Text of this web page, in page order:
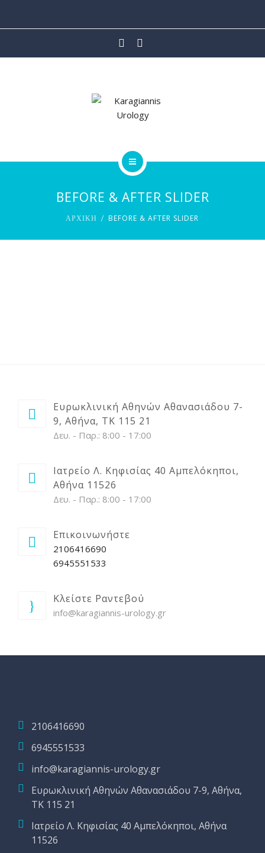
BEFORE & AFTER SLIDER
ΑΡΧΙΚΗ BEFORE & AFTER SLIDER
Ευρωκλινική Αθηνών Αθανασιάδου 7-
9, Αθήνα, ΤΚ 115 21
Δευ. - Παρ.: 8:00 - 17:00
Ιατρείο Λ. Κηφισίας 40 Αμπελόκηποι,
Αθήνα 11526
Δευ. - Παρ.: 8:00 - 17:00
Επικοινωνήστε
2106416690
6945551533
Κλείστε Ραντεβού
info@karagiannis-urology.gr
2106416690
6945551533
info@karagiannis-urology.gr
Ευρωκλινική Αθηνών Αθανασιάδου 7-9, Αθήνα,
ΤΚ 115 21
Ιατρείο Λ. Κηφισίας 40 Αμπελόκηποι, Αθήνα
11526